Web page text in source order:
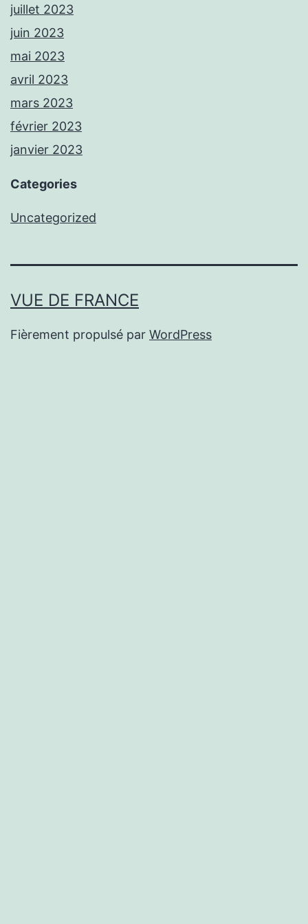
juillet 2023
juin 2023
mai 2023
avril 2023
mars 2023
février 2023
janvier 2023
Categories
Uncategorized
VUE DE FRANCE
Fièrement propulsé par WordPress